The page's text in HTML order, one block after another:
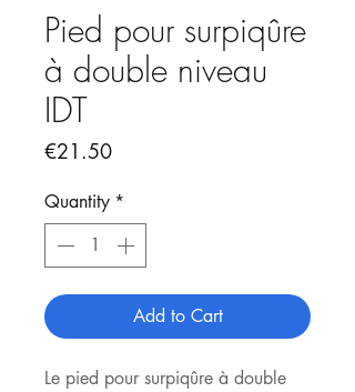
Pied pour surpiqûre
à double niveau
IDT
€21.50Price
Quantity *
Add to Cart
Le pied pour surpiqûre à double